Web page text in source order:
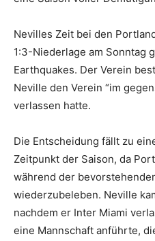
Nevilles Zeit bei den
1:3-Niederlage am Sonntag
Earthquakes. Der Verein
Neville den Verein “im
verlassen hatte.
Die Entscheidung fällt zu
Zeitpunkt der Saison, da
während der
wiederzubeleben. Neville
nachdem er Inter Miami
eine Mannschaft anführte,